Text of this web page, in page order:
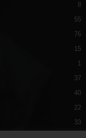
8
55
76
15
1
37
40
22
33